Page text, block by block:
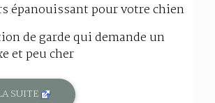
épanouissant pour votre chien
de garde qui demande un
et peu cher
SUITE